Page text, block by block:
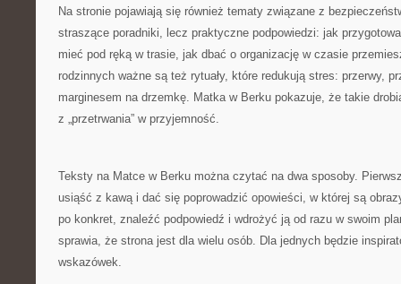
Na stronie pojawiają się również tematy związane z
straszące poradniki, lecz praktyczne podpowiedzi: jak
mieć pod ręką w trasie, jak dbać o organizację w czasie
rodzinnych ważne są też rytuały, które redukują stres: przerwy,
marginesem na drzemkę. Matka w Berku pokazuje, że takie
z „przetrwania” w przyjemność.
Teksty na Matce w Berku można czytać na dwa sposoby.
usiąść z kawą i dać się poprowadzić opowieści, w której są
po konkret, znaleźć podpowiedź i wdrożyć ją od razu w swoim
sprawia, że strona jest dla wielu osób. Dla jednych będzie
wskazówek.